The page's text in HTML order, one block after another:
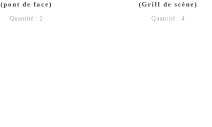
(pont de face)
Quantité : 2
(Grill de scène)
Quantité : 4